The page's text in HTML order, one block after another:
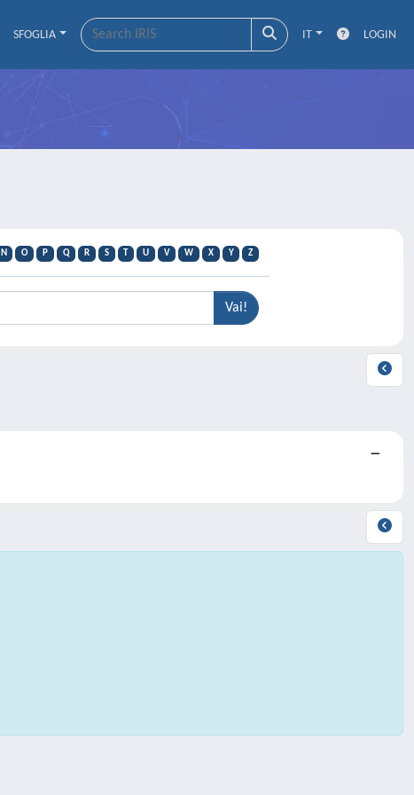
SFOGLIA IT LOGIN
N O P Q R S T U V W X Y Z